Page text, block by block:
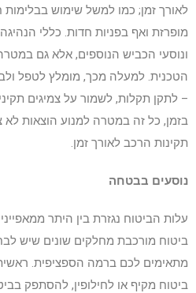
לאורך זמן; כמו למשל שימוש
מופרזת ואף בפניות חדות. כללי
ונוסעי הכביש הנוספים, אלא גם
הטכנית. למעלה מכך, מומלץ לטפל
– לתקן תקלות, לשמור על צמיגים
בזמן, כל זה במטרה למנוע הוצאות לא
תקינות הרכב לאורך זמן.
נוסעים בבטחה
עלות הביטוח נגזרת בין היתר
ביטוח מורכבת מחלקים שונים שיש
מתאימים לכם ברמה הספציפית.
ביטוח מקיף או לחילופין, להסתפק